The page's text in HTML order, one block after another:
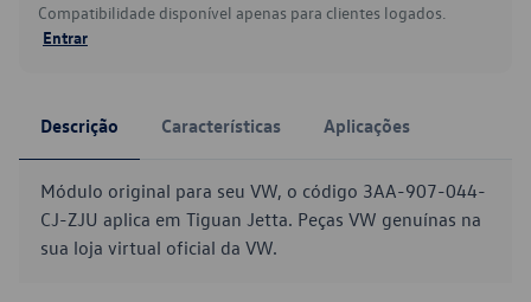
Compatibilidade disponível apenas para clientes logados.
Entrar
Descrição Características Aplicações
Módulo original para seu VW, o código 3AA-907-044-
CJ-ZJU aplica em Tiguan Jetta. Peças VW genuínas na
sua loja virtual oficial da VW.